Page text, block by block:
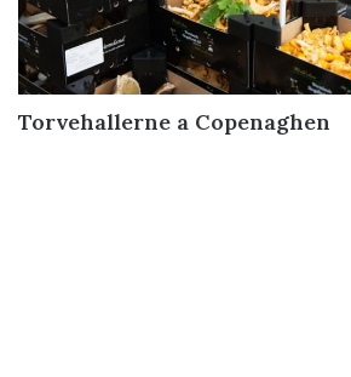
Torvehallerne a Copenaghen